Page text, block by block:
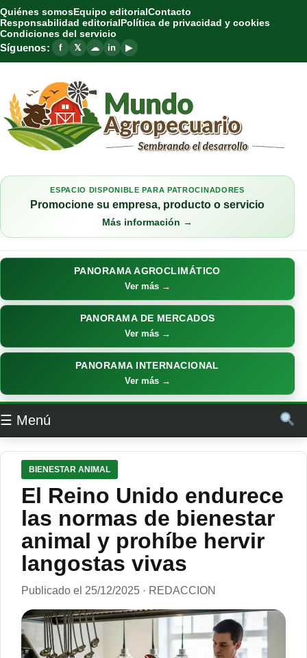
Quiénes somosEquipo editorialContacto
Responsabilidad editorialPolítica de privacidad y cookies
Condiciones del servicio
Síguenos: f 𝕏 ☁ in ▶
ESPACIO DISPONIBLE PARA PATROCINADORES
Promocione su empresa, producto o servicio
Más información →
PANORAMA AGROCLIMÁTICO
Ver más →
PANORAMA DE MERCADOS
Ver más →
PANORAMA INTERNACIONAL
Ver más →
☰ Menú
BIENESTAR ANIMAL
El Reino Unido endurece
las normas de bienestar
animal y prohíbe hervir
langostas vivas
Publicado el 25/12/2025 · REDACCION